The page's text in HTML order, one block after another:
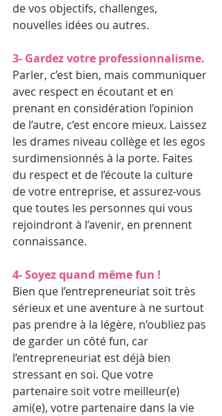
de vos objectifs, challenges,
nouvelles idées ou autres.
3- Gardez votre professionnalisme.
Parler, c’est bien, mais communiquer
avec respect en écoutant et en
prenant en considération l’opinion
de l’autre, c’est encore mieux. Laissez
les drames niveau collège et les egos
surdimensionnés à la porte. Faites
du respect et de l’écoute la culture
de votre entreprise, et assurez-vous
que toutes les personnes qui vous
rejoindront à l’avenir, en prennent
connaissance.
4- Soyez quand même fun !
Bien que l’entrepreneuriat soit très
sérieux et une aventure à ne surtout
pas prendre à la légère, n’oubliez pas
de garder un côté fun, car
l’entrepreneuriat est déjà bien
stressant en soi. Que votre
partenaire soit votre meilleur(e)
ami(e), votre partenaire dans la vie